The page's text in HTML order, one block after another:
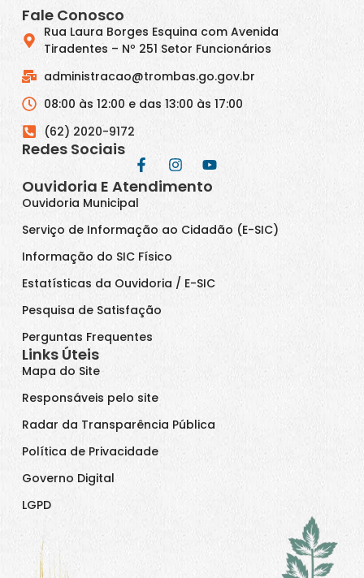
Fale Conosco
Rua Laura Borges Esquina com Avenida
Tiradentes – Nº 251 Setor Funcionários
administracao@trombas.go.gov.br
08:00 às 12:00 e das 13:00 às 17:00
(62) 2020-9172
Redes Sociais
Ouvidoria E Atendimento
Ouvidoria Municipal
Serviço de Informação ao Cidadão (E-SIC)
Informação do SIC Físico
Estatísticas da Ouvidoria / E-SIC
Pesquisa de Satisfação
Perguntas Frequentes
Links Úteis
Mapa do Site
Responsáveis pelo site
Radar da Transparência Pública
Política de Privacidade
Governo Digital
LGPD